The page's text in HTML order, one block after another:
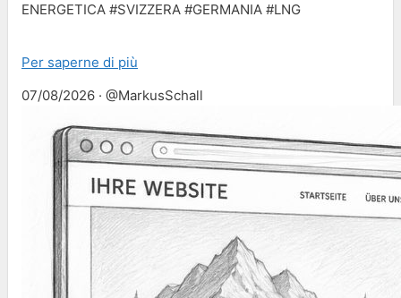
ENERGETICA #SVIZZERA #GERMANIA #LNG
Per saperne di più
07/08/2026 · @MarkusSchall